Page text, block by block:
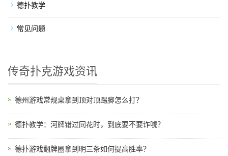
德扑教学
常见问题
传奇扑克游戏资讯
德州游戏常规桌拿到顶对顶踢脚怎么打？
德扑教学：河牌错过同花时，到底要不要诈唬？
德扑游戏翻牌圈拿到明三条如何提高胜率？